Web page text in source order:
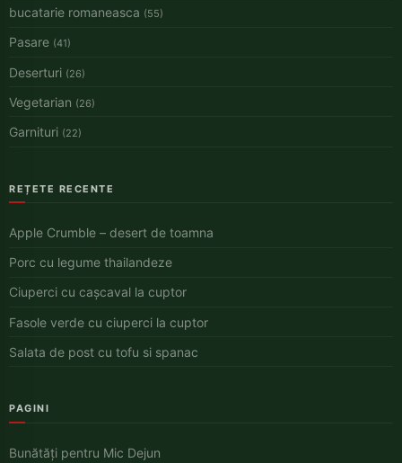
bucatarie romaneasca (55)
Pasare (41)
Deserturi (26)
Vegetarian (26)
Garnituri (22)
REȚETE RECENTE
Apple Crumble – desert de toamna
Porc cu legume thailandeze
Ciuperci cu cașcaval la cuptor
Fasole verde cu ciuperci la cuptor
Salata de post cu tofu si spanac
PAGINI
Bunătăți pentru Mic Dejun